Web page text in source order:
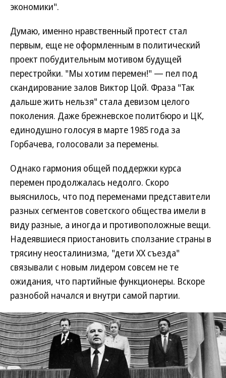
экономики".
Думаю, именно нравственный протест стал
первым, еще не оформленным в политический
проект побудительным мотивом будущей
перестройки. "Мы хотим перемен!" — пел под
скандирование залов Виктор Цой. Фраза "Так
дальше жить нельзя" стала девизом целого
поколения. Даже брежневское политбюро и ЦК,
единодушно голосуя в марте 1985 года за
Горбачева, голосовали за перемены.
Однако гармония общей поддержки курса
перемен продолжалась недолго. Скоро
выяснилось, что под переменами представители
разных сегментов советского общества имели в
виду разные, а иногда и противоположные вещи.
Надеявшиеся приостановить сползание страны в
трясину неосталинизма, "дети XX съезда"
связывали с новым лидером совсем не те
ожидания, что партийные функционеры. Вскоре
разнобой начался и внутри самой партии.